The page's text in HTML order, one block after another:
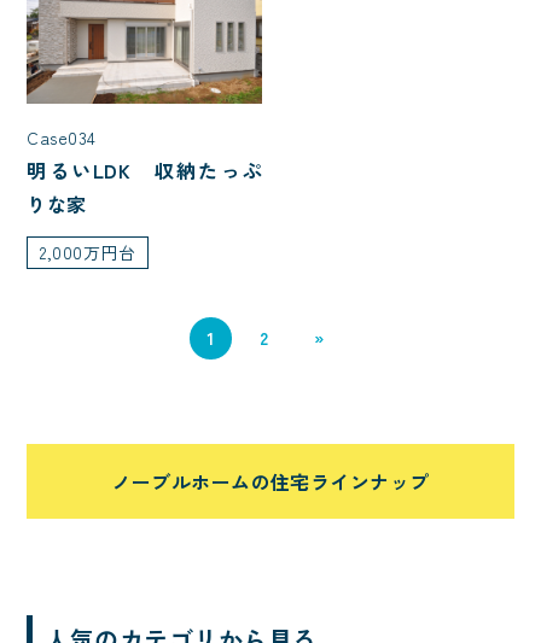
Case034
明るいLDK 収納たっぷ
りな家
2,000万円台
1 2 »
ノーブルホームの住宅ラインナップ
シアター
回遊動線
シニアにやさしい
中庭
ただいま動線
家事がしやすい
ノーブルタイル
猫と暮らす
ファミリークローク
自然素材
アイランドキッチン
ペットと暮らす